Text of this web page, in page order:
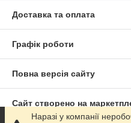
Доставка та оплата
Графік роботи
Повна версія сайту
Сайт створено на
Наразі у компанії